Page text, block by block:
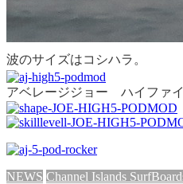
波のサイズはコシハラ。
アベレージジョー ハイファ
NEWS Channel Islands